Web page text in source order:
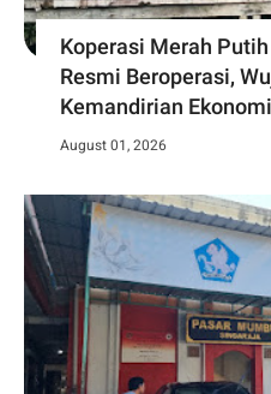
Koperasi Merah
Resmi Beroperasi,
Kemandirian
August 01, 2026